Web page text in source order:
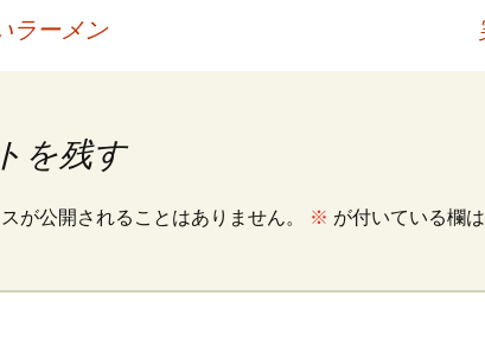
ラーメン
を残す
が公開されることはありません。 ※ が付いている欄